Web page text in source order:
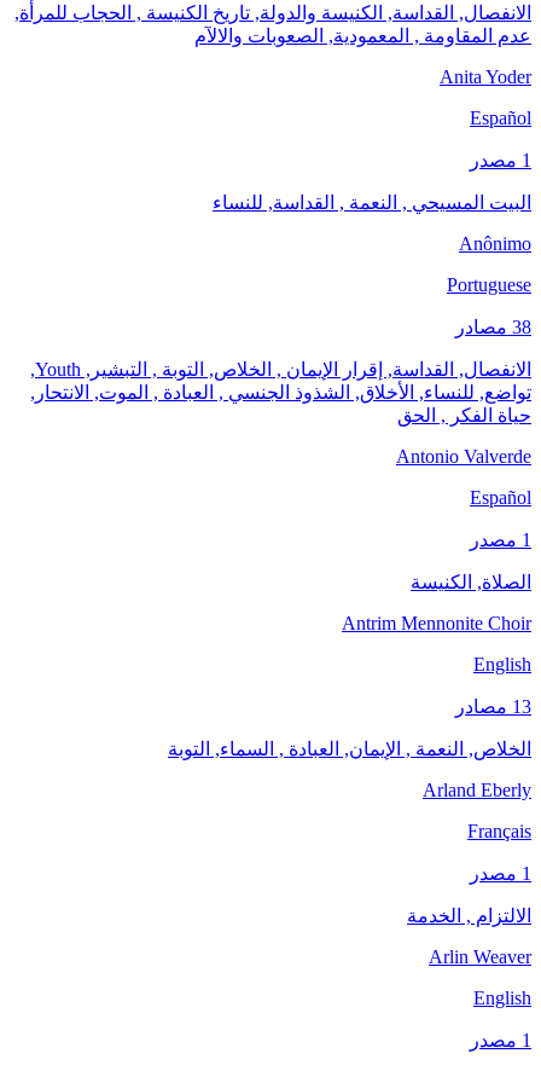
الانفصال, القداسة, الكنيسة والدولة, تاريخ الكنيسة , الحجاب للمرأة,
عدم المقاومة , المعمودية, الصعوبات والالآم
Anita Yoder
Español
1 مصدر
البيت المسيحي , النعمة , القداسة, للنساء
Anônimo
Portuguese
38 مصادر
الانفصال, القداسة, إقرار الإيمان , الخلاص, التوبة , التبشير, Youth,
تواضع, للنساء, الأخلاق, الشذوذ الجنسي , العبادة , الموت, الانتحار,
حياة الفكر , الحق
Antonio Valverde
Español
1 مصدر
الصلاة, الكنيسة
Antrim Mennonite Choir
English
13 مصادر
الخلاص, النعمة , الإيمان, العبادة , السماء, التوبة
Arland Eberly
Français
1 مصدر
الالتزام , الخدمة
Arlin Weaver
English
1 مصدر